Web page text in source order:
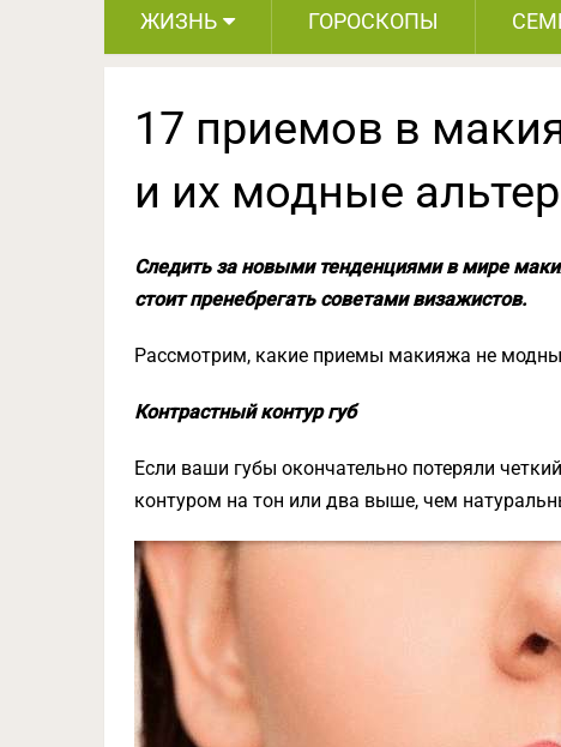
ЖИЗНЬ ГОРОСКОПЫ
17 приемов в
и их модные
Следить за новыми тенденциями в мире
стоит пренебрегать советами визажистов.
Рассмотрим, какие приемы макияжа не
Контрастный контур губ
Если ваши губы окончательно потеряли
контуром на тон или два выше, чем